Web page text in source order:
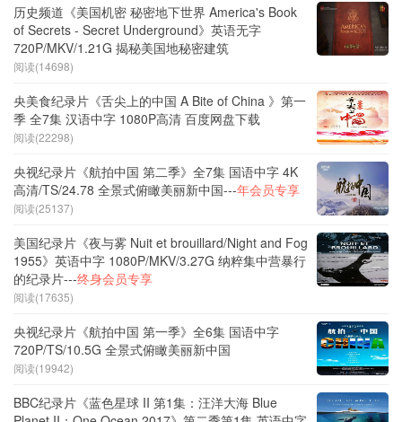
历史频道《美国机密 秘密地下世界 America's Book
of Secrets - Secret Underground》英语无字
720P/MKV/1.21G 揭秘美国地秘密建筑
阅读(14698)
央美食纪录片《舌尖上的中国 A Bite of China 》第一
季 全7集 汉语中字 1080P高清 百度网盘下载
阅读(22298)
央视纪录片《航拍中国 第二季》全7集 国语中字 4K
高清/TS/24.78 全景式俯瞰美丽新中国---年会员专享
阅读(25137)
美国纪录片《夜与雾 Nuit et brouillard/Night and Fog
1955》英语中字 1080P/MKV/3.27G 纳粹集中营暴行
的纪录片---终身会员专享
阅读(17635)
央视纪录片《航拍中国 第一季》全6集 国语中字
720P/TS/10.5G 全景式俯瞰美丽新中国
阅读(19942)
BBC纪录片《蓝色星球 II 第1集：汪洋大海 Blue